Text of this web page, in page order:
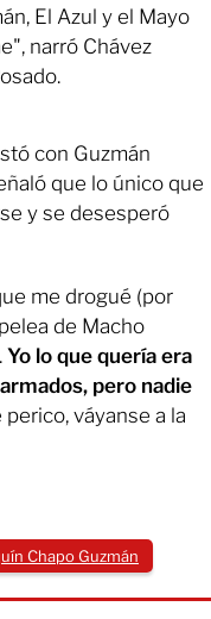
El Azul y el Mayo
narró Chávez
con Guzmán
que lo único que
y se desesperó
me drogué (por
de Macho
Yo lo que quería era
pero nadie
perico, váyanse a la
Chapo Guzmán